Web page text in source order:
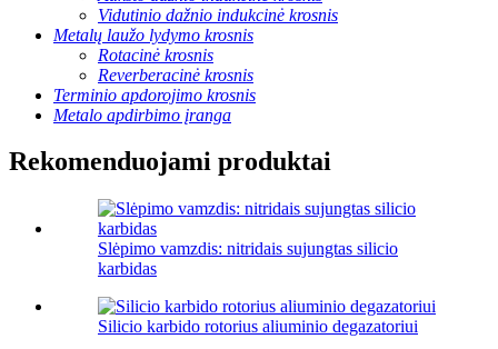
Vidutinio dažnio indukcinė krosnis
Metalų laužo lydymo krosnis
Rotacinė krosnis
Reverberacinė krosnis
Terminio apdorojimo krosnis
Metalo apdirbimo įranga
Rekomenduojami produktai
Slėpimo vamzdis: nitridais sujungtas silicio
karbidas
Silicio karbido rotorius aliuminio degazatoriui